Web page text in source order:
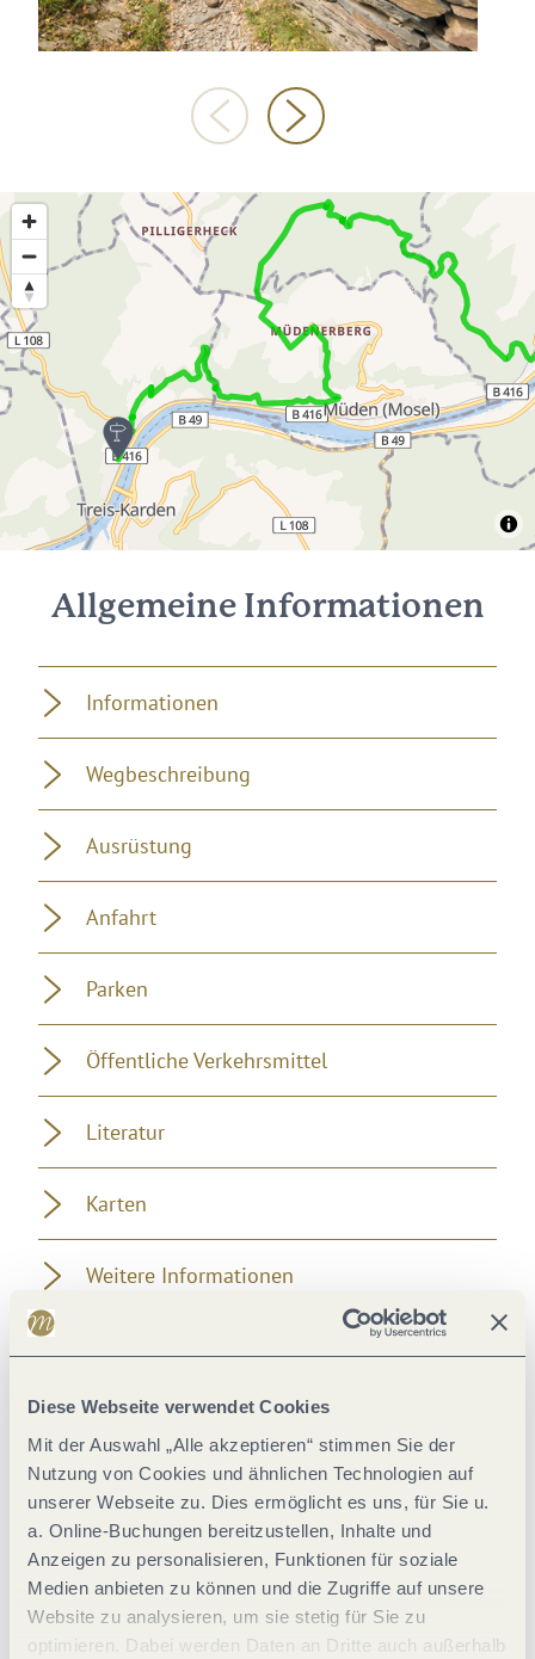
Diese Webseite verwendet Cookies
Mit der Auswahl „Alle akzeptieren“ stimmen Sie der
Nutzung von Cookies und ähnlichen Technologien auf
unserer Webseite zu. Dies ermöglicht es uns, für Sie u.
a. Online-Buchungen bereitzustellen, Inhalte und
Anzeigen zu personalisieren, Funktionen für soziale
Medien anbieten zu können und die Zugriffe auf unsere
Website zu analysieren, um sie stetig für Sie zu
optimieren. Dabei werden Daten an Dritte auch außerhalb
0 km 5 km
0 m
100 m
0 km
0 km 13 km
Allgemeine Informationen
Informationen
Wegbeschreibung
Ausrüstung
Anfahrt
Öffentliche Verkehrsmittel
Literatur
Karten
Weitere Informationen